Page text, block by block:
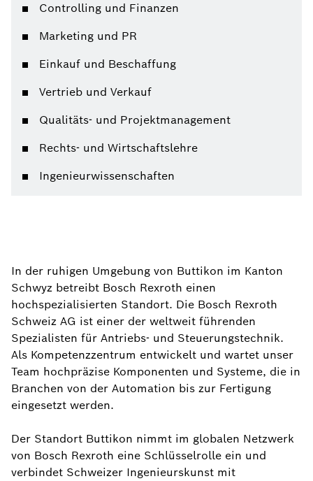
Controlling und Finanzen
Marketing und PR
Einkauf und Beschaffung
Vertrieb und Verkauf
Qualitäts- und Projektmanagement
Rechts- und Wirtschaftslehre
Ingenieurwissenschaften
In der ruhigen Umgebung von Buttikon im Kanton
Schwyz betreibt Bosch Rexroth einen
hochspezialisierten Standort. Die Bosch Rexroth
Schweiz AG ist einer der weltweit führenden
Spezialisten für Antriebs- und Steuerungstechnik.
Als Kompetenzzentrum entwickelt und wartet unser
Team hochpräzise Komponenten und Systeme, die in
Branchen von der Automation bis zur Fertigung
eingesetzt werden.
Der Standort Buttikon nimmt im globalen Netzwerk
von Bosch Rexroth eine Schlüsselrolle ein und
verbindet Schweizer Ingenieurskunst mit